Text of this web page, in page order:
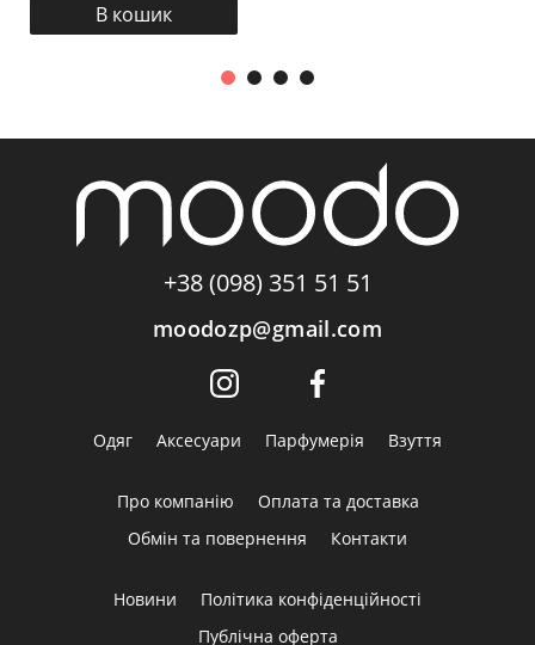
В кошик
+38 (098) 351 51 51
moodozp@gmail.com
Одяг Аксесуари Парфумерія Взуття
Про компанію
Оплата та доставка
Обмін та повернення
Контакти
Новини
Політика конфіденційності
Публічна оферта